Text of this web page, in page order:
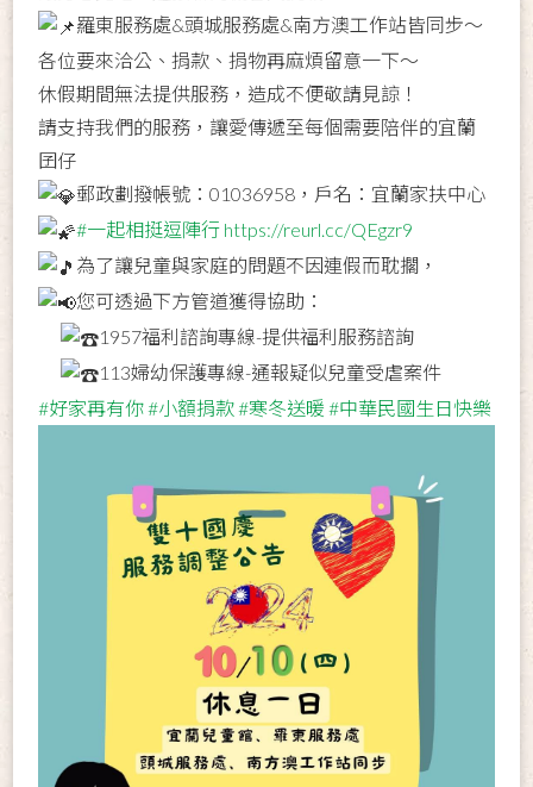
羅東服務處&頭城服務處&南方澳工作站皆同步～
各位要來洽公、捐款、捐物再麻煩留意一下～
休假期間無法提供服務，造成不便敬請見諒！
請支持我們的服務，讓愛傳遞至每個需要陪伴的宜蘭
囝仔
郵政劃撥帳號：01036958，戶名：宜蘭家扶中心
#一起相挺逗陣行 https://reurl.cc/QEgzr9
為了讓兒童與家庭的問題不因連假而耽擱，
您可透過下方管道獲得協助：
1957福利諮詢專線-提供福利服務諮詢
113婦幼保護專線-通報疑似兒童受虐案件
#好家再有你#小額捐款#寒冬送暖#中華民國生日快樂